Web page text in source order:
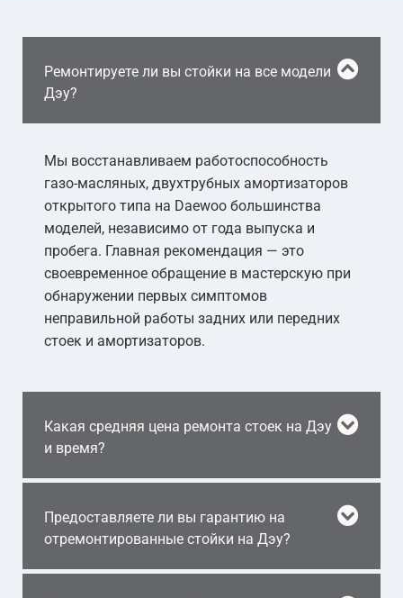
Ремонтируете ли вы стойки на все модели
Дэу?
Мы восстанавливаем работоспособность
газо-масляных, двухтрубных амортизаторов
открытого типа на Daewoo большинства
моделей, независимо от года выпуска и
пробега. Главная рекомендация — это
своевременное обращение в мастерскую при
обнаружении первых симптомов
неправильной работы задних или передних
стоек и амортизаторов.
Какая средняя цена ремонта стоек на Дэу
и время?
Предоставляете ли вы гарантию на
отремонтированные стойки на Дэу?